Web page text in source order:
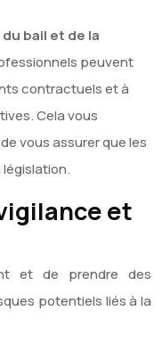
bail et de la
peuvent
contractuels et à
Cela vous
vous assurer que les
et
et de prendre des
potentiels liés à la